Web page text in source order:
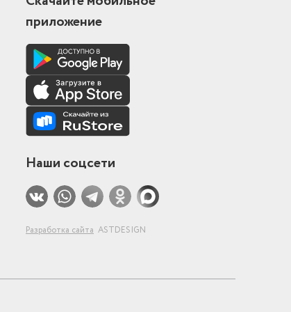
приложение
Наши соцсети
Разработка сайта ASTDESIGN